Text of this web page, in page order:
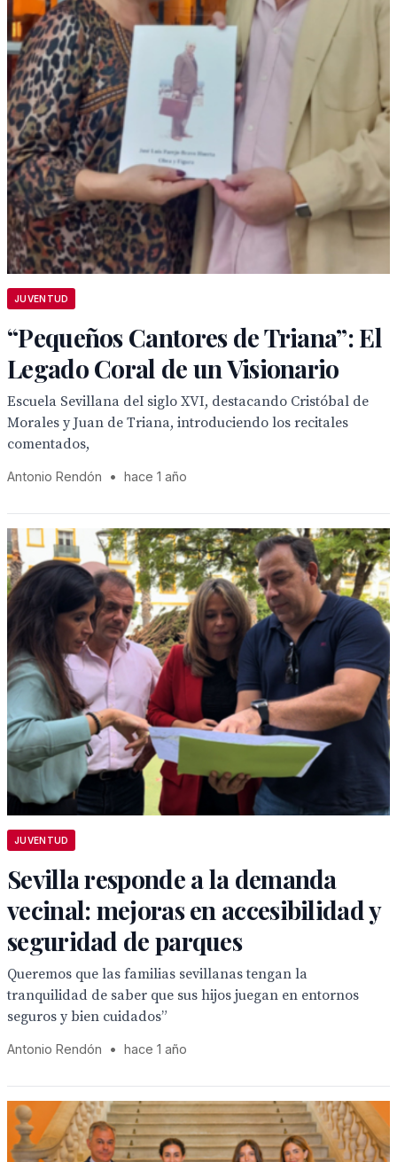
JUVENTUD
“Pequeños Cantores de Triana”: El
Legado Coral de un Visionario
Escuela Sevillana del siglo XVI, destacando Cristóbal de
Morales y Juan de Triana, introduciendo los recitales
comentados,
Antonio Rendón • hace 1 año
JUVENTUD
Sevilla responde a la demanda
vecinal: mejoras en accesibilidad y
seguridad de parques
Queremos que las familias sevillanas tengan la
tranquilidad de saber que sus hijos juegan en entornos
seguros y bien cuidados”
Antonio Rendón • hace 1 año